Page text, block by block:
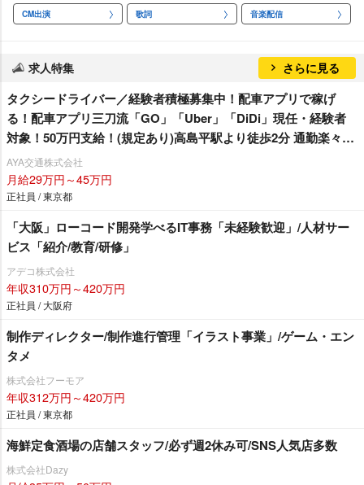
CM出演 歌詞 音楽配信
求人特集 さらに見る
タクシードライバー／経験者積極募集中！配車アプリで稼げ
る！配車アプリ三刀流「GO」「Uber」「DiDi」現任・経験者
対象！50万円支給！(規定あり)高島平駅より徒歩2分 通勤楽々♪
業界でも希少な出庫前の釣銭救済制度あり(出庫者全員対象)2024
年10月以降も74歳まで社保加入＆12勤務可能！クレジット決済
等の乗務員さんの各種手数料負担なし！TiktokでAYA交通の魅
AYA交通株式会社
月給29万円～45万円
正社員 / 東京都
「大阪」ローコード開発学べるIT事務「未経験歓迎」/人材サー
ビス「紹介/教育/研修」
アデコ株式会社
年収310万円～420万円
正社員 / 大阪府
制作ディレクター/制作進行管理「イラスト事業」/ゲーム・エン
タメ
株式会社フーモア
年収312万円～420万円
正社員 / 東京都
海鮮定食酒場の店舗スタッフ/必ず週2休み可/SNS人気店多数
株式会社Dazy